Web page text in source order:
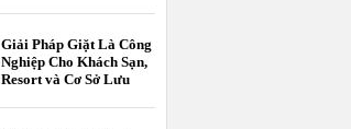
Giải Pháp Giặt Là Công
Nghiệp Cho Khách Sạn,
Resort và Cơ Sở Lưu